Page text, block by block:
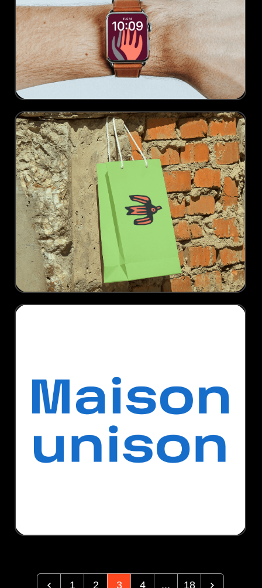
1 2 3 4 ... 18